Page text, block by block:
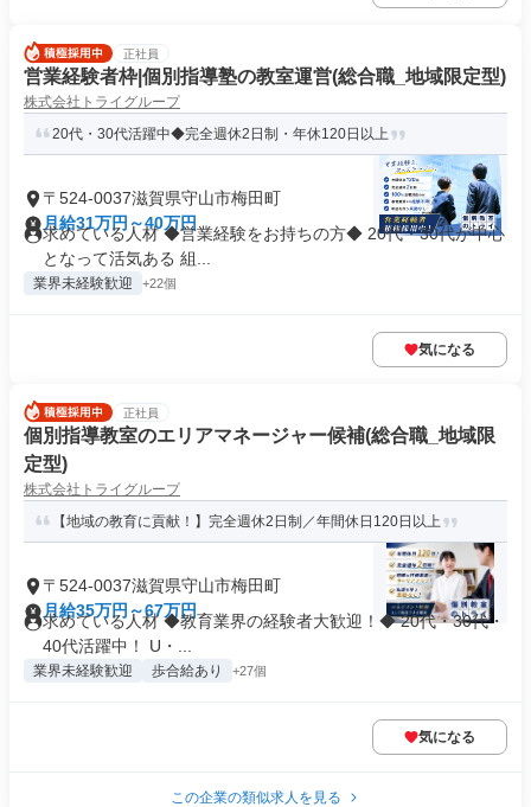
正社員
営業経験者枠|個別指導塾の教室運営(総合職_地域限定型)
株式会社トライグループ
20代・30代活躍中◆完全週休2日制・年休120日以上
〒524-0037滋賀県守山市梅田町
月給31万円～40万円
求めている人材 ◆営業経験をお持ちの方◆ 20代・30代が中心
となって活気ある 組...
業界未経験歓迎 +22個
気になる
正社員
個別指導教室のエリアマネージャー候補(総合職_地域限
定型)
株式会社トライグループ
【地域の教育に貢献！】完全週休2日制／年間休日120日以上
〒524-0037滋賀県守山市梅田町
月給35万円～67万円
求めている人材 ◆教育業界の経験者大歓迎！◆ 20代・30代・
40代活躍中！ U・...
業界未経験歓迎 歩合給あり +27個
気になる
この企業の類似求人を見る